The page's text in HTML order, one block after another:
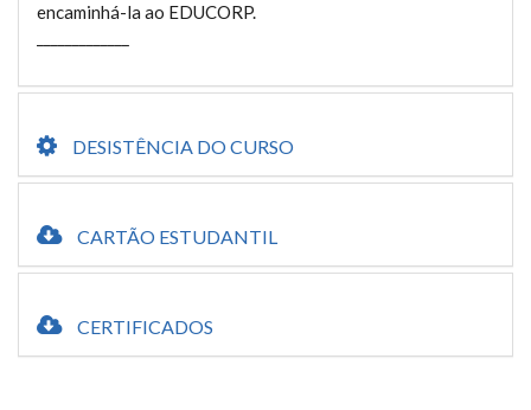
encaminhá-la ao EDUCORP.
DESISTÊNCIA DO CURSO
CARTÃO ESTUDANTIL
CERTIFICADOS